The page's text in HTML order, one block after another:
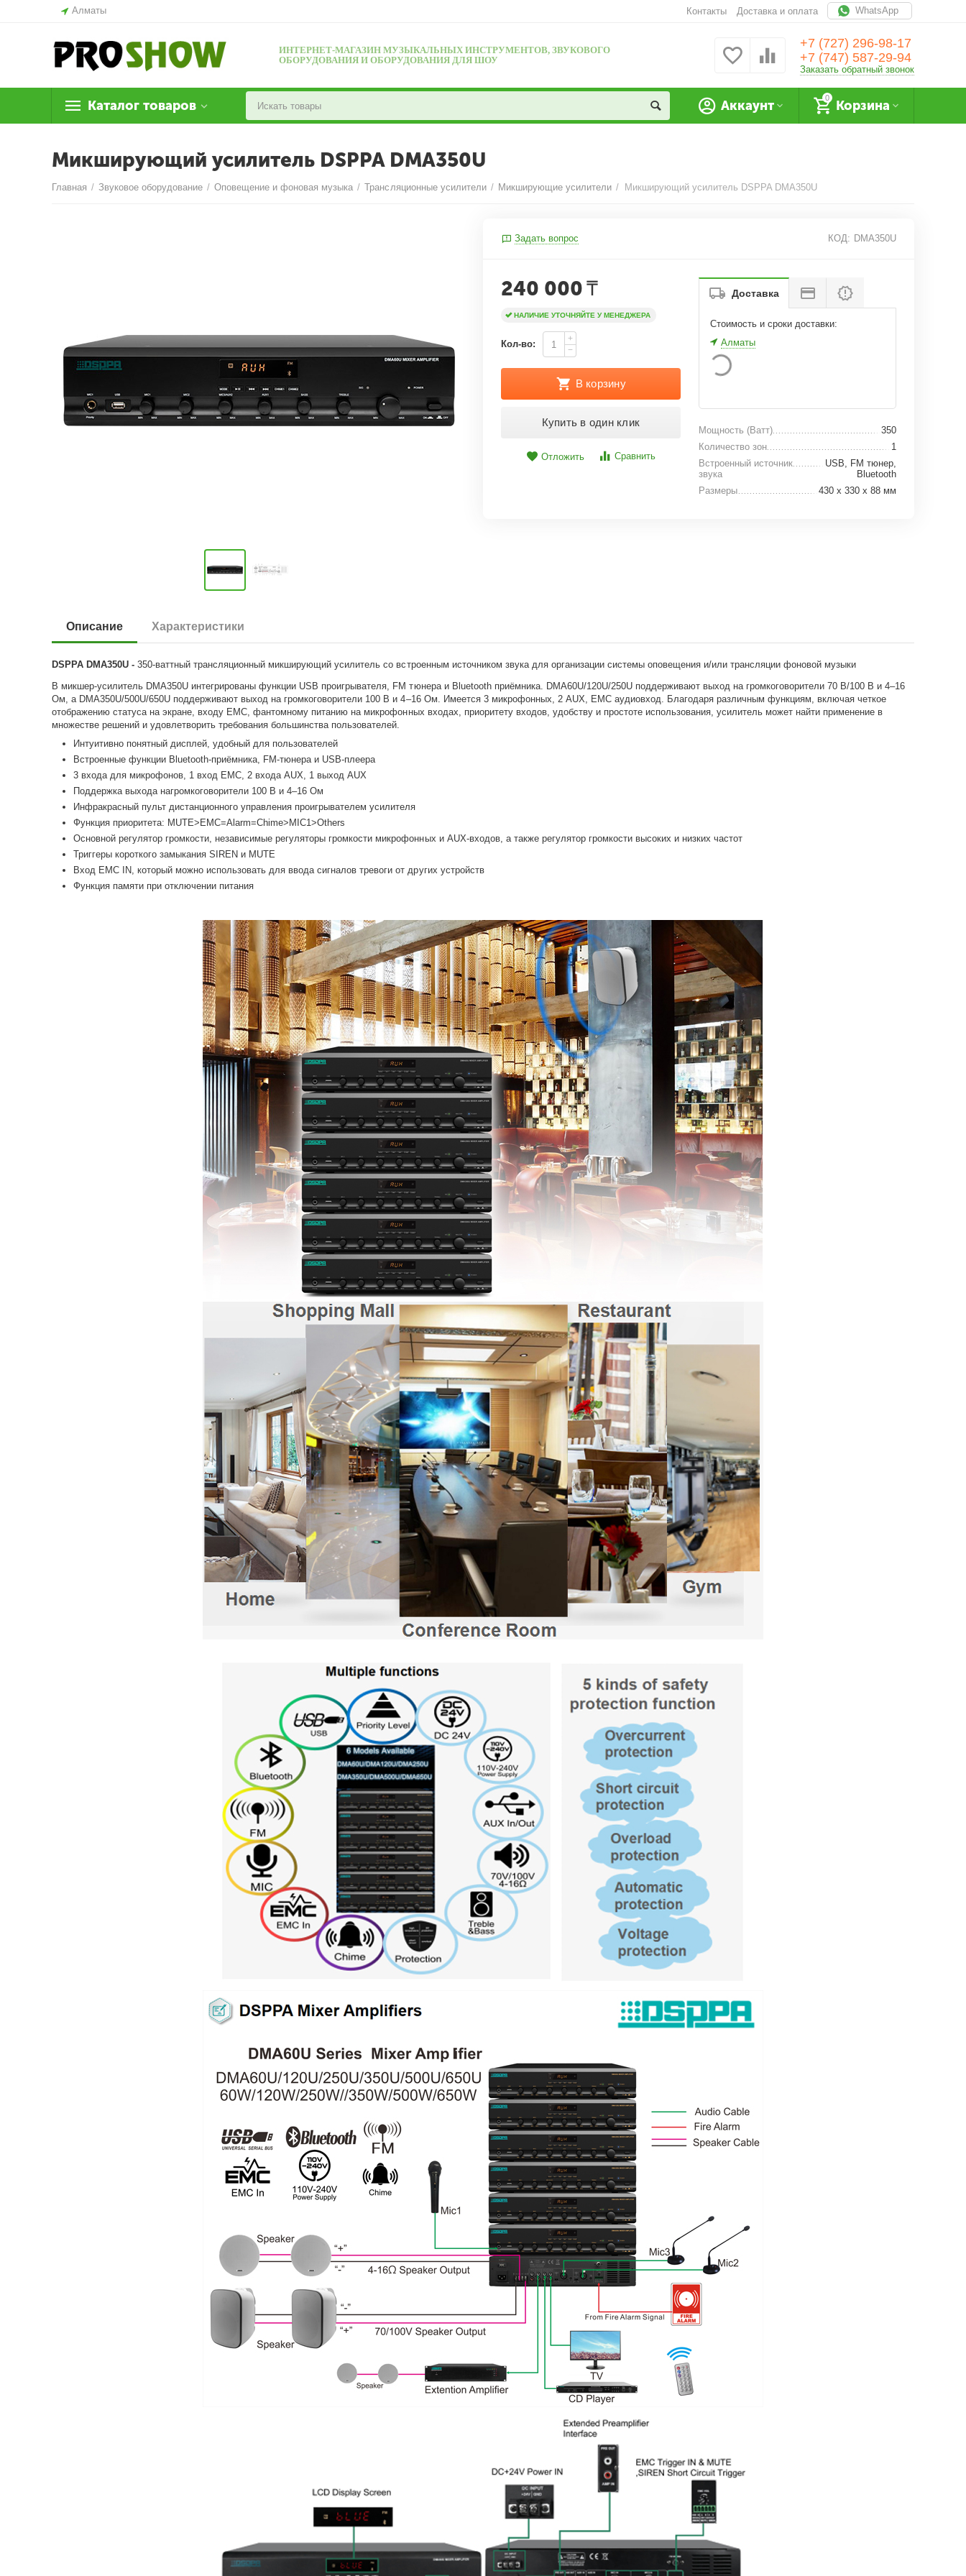
Алматы WhatsApp
Контакты Доставка и оплата
ИНТЕРНЕТ-МАГАЗИН МУЗЫКАЛЬНЫХ ИНСТРУМЕНТОВ, ЗВУКОВОГО
ОБОРУДОВАНИЯ И ОБОРУДОВАНИЯ ДЛЯ ШОУ
+7 (727) 296-98-17
+7 (747) 587-29-94
Заказать обратный звонок
Каталог товаров
0
Корзина
Аккаунт
Микширующий усилитель DSPPA DMA350U
Главная / Звуковое оборудование / Оповещение и фоновая музыка / Трансляционные усилители / Микширующие усилители / Микширующий усилитель DSPPA DMA350U
Задать вопрос КОД: DMA350U
240 000₸
НАЛИЧИЕ УТОЧНЯЙТЕ У МЕНЕДЖЕРА
Кол-во:
+
−
В корзину
Купить в один клик
Отложить Сравнить
Доставка
Стоимость и сроки доставки:
Алматы
Мощность (Ватт)
350
Количество зон
1
Встроенный источник
звука
USB, FM тюнер,
Bluetooth
Размеры
430 х 330 х 88 мм
Описание Характеристики
DSPPA DMA350U -350-ваттный трансляционный микширующий усилитель со встроенным источником звука для организации системы оповещения и/или трансляции фоновой музыки
В микшер-усилитель DMA350U интегрированы функции USB проигрывателя, FM тюнера и Bluetooth приёмника. DMA60U/120U/250U поддерживают выход на громкоговорители 70 В/100 В и 4–16
Ом, а DMA350U/500U/650U поддерживают выход на громкоговорители 100 В и 4–16 Ом. Имеется 3 микрофонных, 2 AUX, EMC аудиовход. Благодаря различным функциям, включая четкое
отображению статуса на экране, входу EMC, фантомному питанию на микрофонных входах, приоритету входов, удобству и простоте использования, усилитель может найти применение в
множестве решений и удовлетворить требования большинства пользователей.
Интуитивно понятный дисплей, удобный для пользователей
Встроенные функции Bluetooth-приёмника, FM-тюнера и USB-плеера
3 входа для микрофонов, 1 вход EMC, 2 входа AUX, 1 выход AUX
Поддержка выхода нагромкоговорители 100 В и 4–16 Ом
Инфракрасный пульт дистанционного управления проигрывателем усилителя
Функция приоритета: MUTE>EMC=Alarm=Chime>MIC1>Others
Основной регулятор громкости, независимые регуляторы громкости микрофонных и AUX-входов, а также регулятор громкости высоких и низких частот
Триггеры короткого замыкания SIREN и MUTE
Вход EMC IN, который можно использовать для ввода сигналов тревоги от других устройств
Функция памяти при отключении питания